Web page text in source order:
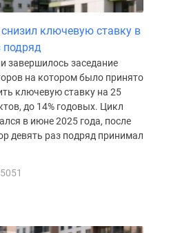
ключевую ставку в
подряд
завершилось заседание
на котором было принято
ключевую ставку на 25
до 14% годовых. Цикл
в июне 2025 года, после
девять раз подряд принимал
5051